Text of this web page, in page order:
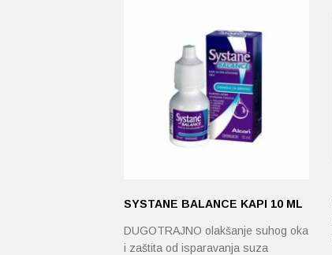
SYSTANE BALANCE KAPI 10 ML
DUGOTRAJNO olakšanje suhog oka
i zaštita od isparavanja suza